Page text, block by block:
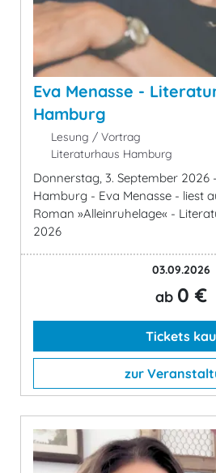
Eva Menasse -
Hamburg
Lesung / Vortrag
Literaturhaus Hamburg
Donnerstag, 3. September
Hamburg - Eva Menasse - liest
Roman »Alleinruhelage« -
2026
03.09.2026
ab 0 €
Tickets
zur